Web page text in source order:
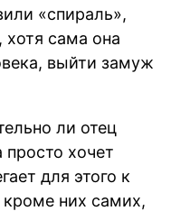
«спираль»,
хотя сама она
выйти замуж
ли отец
хочет
для этого к
них самих,